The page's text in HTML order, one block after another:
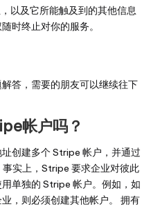
以及它所能触及到的其他信息
时终止对你的服务。
答，需要的朋友可以继续往下
帐户吗？
创建多个 Stripe 帐户，并通过
实上，Stripe 要求企业对彼此
单独的 Stripe 帐户。例如，如
，则必须创建其他帐户。 拥有